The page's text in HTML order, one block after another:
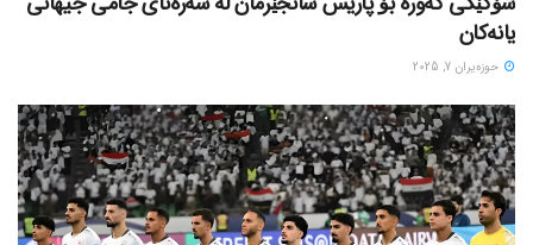
یانەکان
حوزه‌یران 7, 2025